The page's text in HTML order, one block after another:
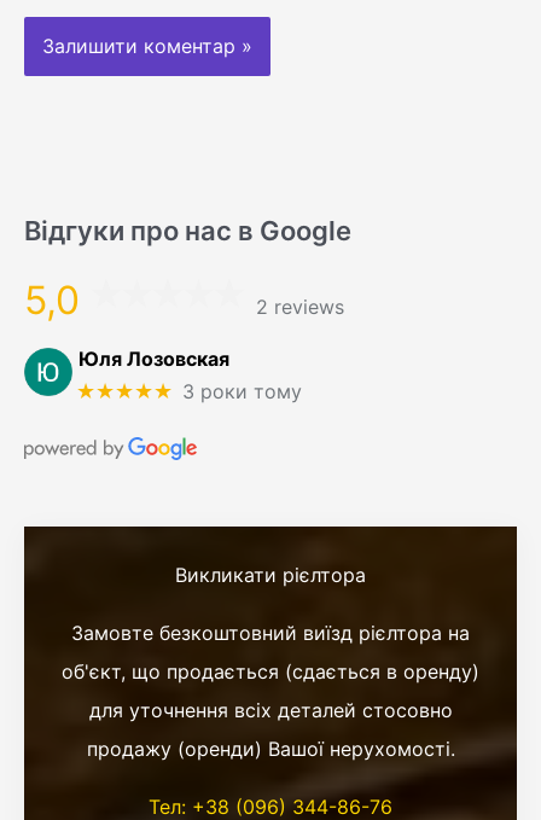
Відгуки про нас в Google
5,0 2 reviews
Юля Лозовская
★★★★★ 3 роки тому
Викликати рієлтора
Замовте безкоштовний виїзд рієлтора на
об'єкт, що продається (сдається в оренду)
для уточнення всіх деталей стосовно
продажу (оренди) Вашої нерухомості.
Тел: +38 (096) 344-86-76